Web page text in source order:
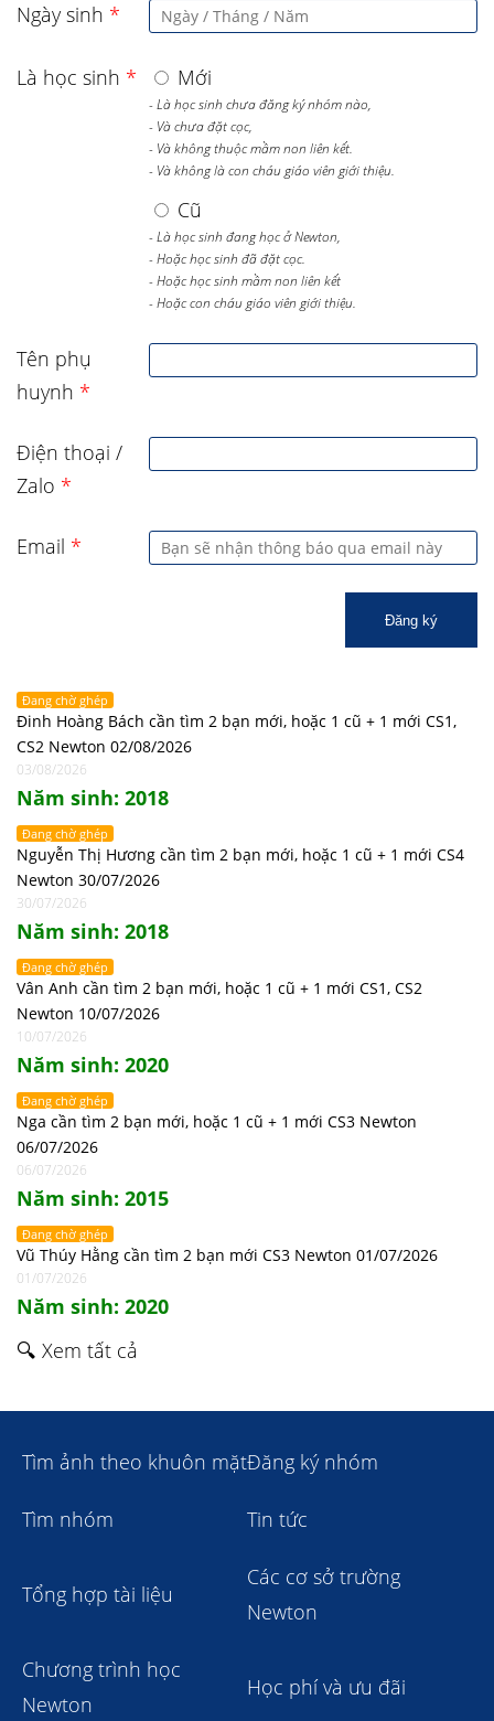
Ngày sinh *
Là học sinh * Mới
- Là học sinh chưa đăng ký nhóm nào,
- Và chưa đặt cọc,
- Và không thuộc mầm non liên kết.
- Và không là con cháu giáo viên giới thiệu.
Cũ
- Là học sinh đang học ở Newton,
- Hoặc học sinh đã đặt cọc.
- Hoặc học sinh mầm non liên kết
- Hoặc con cháu giáo viên giới thiệu.
Tên phụ
huynh *
Điện thoại /
Zalo *
Email *
Đăng ký
Đang chờ ghép
Đinh Hoàng Bách cần tìm 2 bạn mới, hoặc 1 cũ + 1 mới CS1,
CS2 Newton 02/08/2026
03/08/2026
Năm sinh: 2018
Đang chờ ghép
Nguyễn Thị Hương cần tìm 2 bạn mới, hoặc 1 cũ + 1 mới CS4
Newton 30/07/2026
30/07/2026
Năm sinh: 2018
Đang chờ ghép
Vân Anh cần tìm 2 bạn mới, hoặc 1 cũ + 1 mới CS1, CS2
Newton 10/07/2026
10/07/2026
Năm sinh: 2020
Đang chờ ghép
Nga cần tìm 2 bạn mới, hoặc 1 cũ + 1 mới CS3 Newton
06/07/2026
06/07/2026
Năm sinh: 2015
Đang chờ ghép
Vũ Thúy Hằng cần tìm 2 bạn mới CS3 Newton 01/07/2026
01/07/2026
Năm sinh: 2020
🔍 Xem tất cả
Tìm ảnh theo khuôn mặtĐăng ký nhóm
Tìm nhóm Tin tức
Tổng hợp tài liệu
Các cơ sở trường
Newton
Chương trình học
Newton
Học phí và ưu đãi